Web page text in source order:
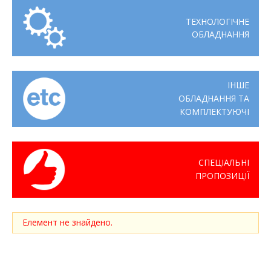
ТЕХНОЛОГІЧНЕ
ОБЛАДНАННЯ
ІНШЕ
ОБЛАДНАННЯ ТА
КОМПЛЕКТУЮЧІ
СПЕЦІАЛЬНІ
ПРОПОЗИЦІЇ
Елемент не знайдено.